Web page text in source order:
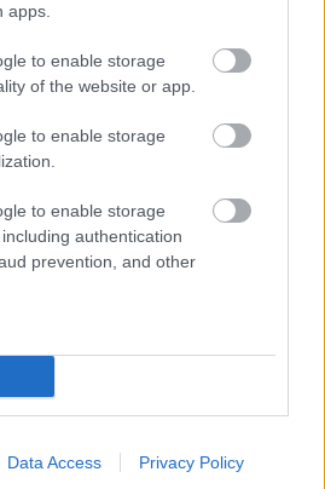
apps.
to enable storage
of the website or app.
to enable storage
to enable storage
authentication
prevention, and other
Data Access Privacy Policy
szakaszra, mindössze a 4,7
Számoljunk csak: ez
Sajnos az utóbbi
elszálltak az útépítések
verseny írmagját is
jól helyezkedő
hogy nehéz reális
találni erre az összegre.
hogy Eger mellett
összegért közel ugyanilyen